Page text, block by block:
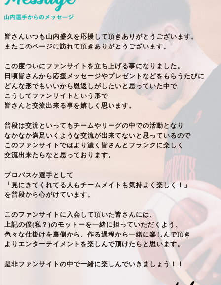
皆さんいつも山内盛久を応援して頂きありがとうございます。
またこのページに訪れて頂きありがとうございます。
この度ついにファンサイトを立ち上げる事になりました。
日頃皆さんから応援メッセージやプレゼントなどをもらうたびに
どんな形でもいいから恩返しがしたいと思っていた中で
こうしてファンサイトという形で
皆さんと交流出来る事を嬉しく思います。
普段は交流といってもチームやリーグの中での活動となり
なかなか満足いくような交流が出来てないと思っているので
このファンサイトではより濃く皆さんとフランクに楽しく
交流出来たらなと思っております。
プロバスケ選手として
「見にきてくれてる人もチームメイトも気持よく楽しく！」
を普段から心がけています。
このファンサイトに入会して頂いた皆さんには、
上記の僕(私？)のモットーを一緒に担っていただくよう、
色々な仕掛けを裏側から、作る過程から一緒に楽しんで頂き
よりエンターテイメントを楽しんで頂けたらと思います。
是非ファンサイトの中で一緒に楽しんでいきましょう！！